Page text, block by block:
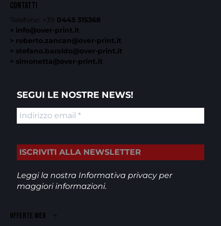
CONTATTI
Telefono: +39 0445 315368
> info@over-print.it
> roberto.zancan@over-print.it
> stefano.baraldo@over-print.it
> simonetta@over-print.it
SEGUI LE NOSTRE NEWS!
Leggi la nostra Informativa privacyper
maggiori informazioni.
OFFERTE WEB